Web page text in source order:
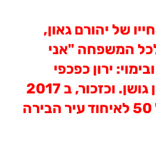
של יהורם גאון,
המשפחה "אני
ירון כפכפי
ובהפקת תיאטרון גושן. וכזכור, ב 2017